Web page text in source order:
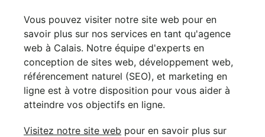
Vous pouvez visiter notre site web pour en
savoir plus sur nos services en tant qu'agence
web à Calais. Notre équipe d'experts en
conception de sites web, développement web,
référencement naturel (SEO), et marketing en
ligne est à votre disposition pour vous aider à
atteindre vos objectifs en ligne.
Visitez notre site web pour en savoir plus sur